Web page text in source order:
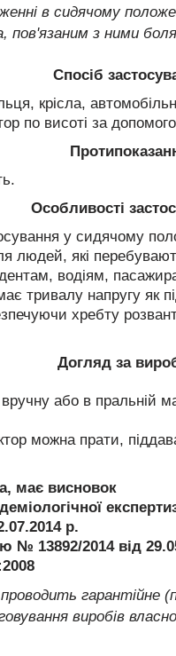
в сидячому
пов'язаним з ними
Спосіб
крісла,
по висоті за
Особливості
у сидячому
людей, які
водіям,
тривалу напругу як
хребту
Догляд за
або в пральній
можна прати,
має висновок
р.
№ 13892/2014 від
гарантійне
виробів